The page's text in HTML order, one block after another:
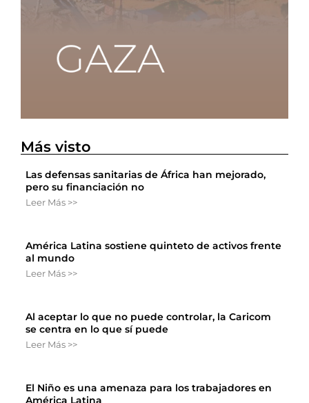
Más visto
Las defensas sanitarias de África han mejorado,
pero su financiación no
Leer Más >>
América Latina sostiene quinteto de activos frente
al mundo
Leer Más >>
Al aceptar lo que no puede controlar, la Caricom
se centra en lo que sí puede
Leer Más >>
El Niño es una amenaza para los trabajadores en
América Latina